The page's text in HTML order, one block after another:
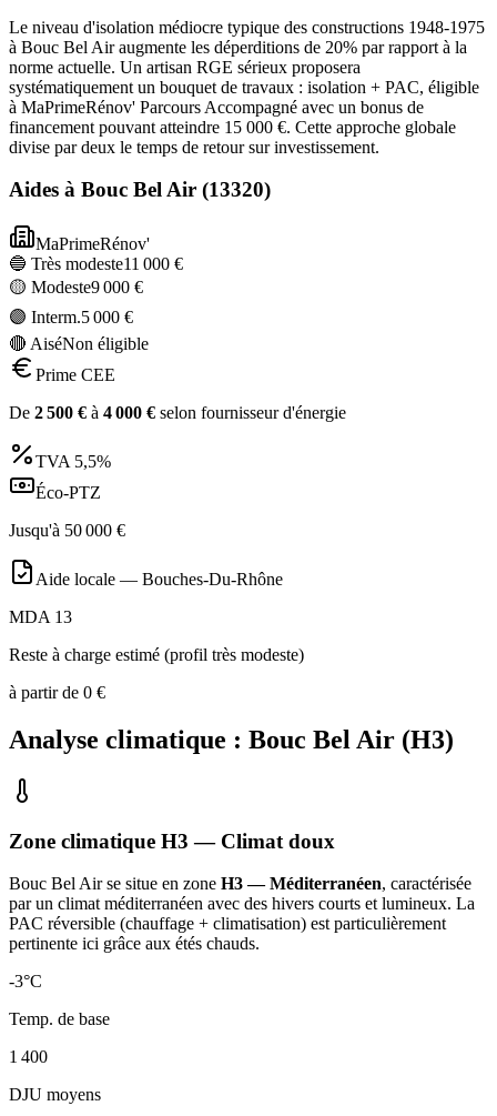
Le niveau d'isolation médiocre typique des constructions 1948-1975
à Bouc Bel Air augmente les déperditions de 20% par rapport à la
norme actuelle. Un artisan RGE sérieux proposera
systématiquement un bouquet de travaux : isolation + PAC, éligible
à MaPrimeRénov' Parcours Accompagné avec un bonus de
financement pouvant atteindre 15 000 €. Cette approche globale
divise par deux le temps de retour sur investissement.
Aides à Bouc Bel Air (13320)
MaPrimeRénov'
🔵 Très modeste11 000 €
🟡 Modeste9 000 €
🟣 Interm.5 000 €
🔴 AiséNon éligible
Prime CEE
De 2 500 € à 4 000 € selon fournisseur d'énergie
TVA 5,5%
Éco-PTZ
Jusqu'à 50 000 €
Aide locale — Bouches-Du-Rhône
MDA 13
Reste à charge estimé (profil très modeste)
à partir de 0 €
Analyse climatique : Bouc Bel Air (H3)
Zone climatique H3 — Climat doux
Bouc Bel Airse situe en zone H3 — Méditerranéen, caractérisée
par un climat méditerranéen avec des hivers courts et lumineux. La
PAC réversible (chauffage + climatisation) est particulièrement
pertinente ici grâce aux étés chauds.
-3°C
Temp. de base
1 400
DJU moyens